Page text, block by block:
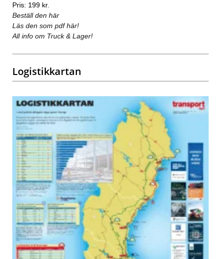
Pris: 199 kr.
Beställ den här
Läs den som pdf här!
All info om Truck & Lager!
Logistikkartan